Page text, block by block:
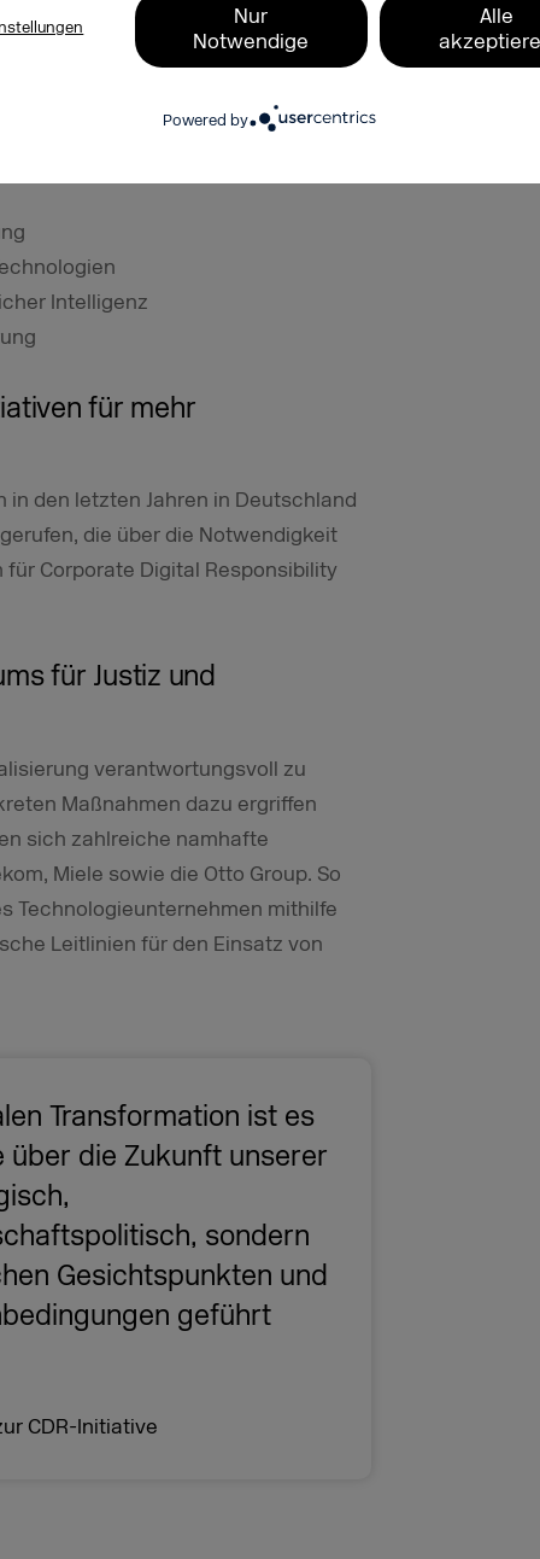
Nur
Notwendige
Alle
Powered by
auf den Herausforderungen der
Umgang mit Daten
anderem folgende Aspekte im
Intelligenz
für mehr
den letzten Jahren in Deutschland
die über die Notwendigkeit
Corporate Digital Responsibility
für Justiz und
verantwortungsvoll zu
Maßnahmen dazu ergriffen
sich zahlreiche namhafte
Miele sowie die Otto Group. So
Technologieunternehmen mithilfe
Leitlinien für den Einsatz von
Transformation ist es
die Zukunft unserer
sondern
Gesichtspunkten und
geführt
CDR-Initiative